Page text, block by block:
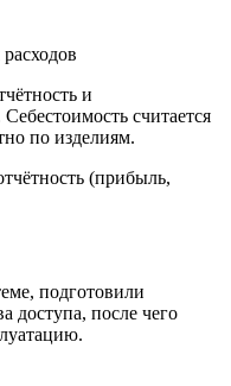
и
считается
по изделиям.
(прибыль,
подготовили
доступа, после чего